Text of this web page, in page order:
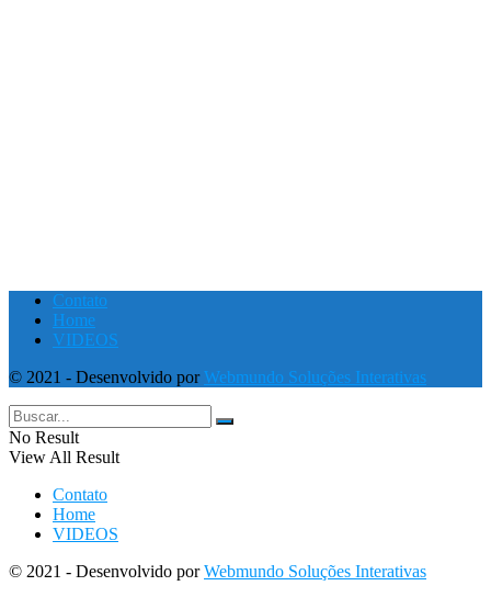
Contato
Home
VIDEOS
© 2021 - Desenvolvido porWebmundo Soluções Interativas
No Result
View All Result
Contato
Home
VIDEOS
© 2021 - Desenvolvido porWebmundo Soluções Interativas